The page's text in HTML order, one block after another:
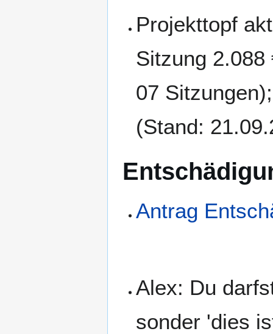
Projekttopf
Sitzung
07
(Stand:
Antrag
Alex: Du
sonder 'dies